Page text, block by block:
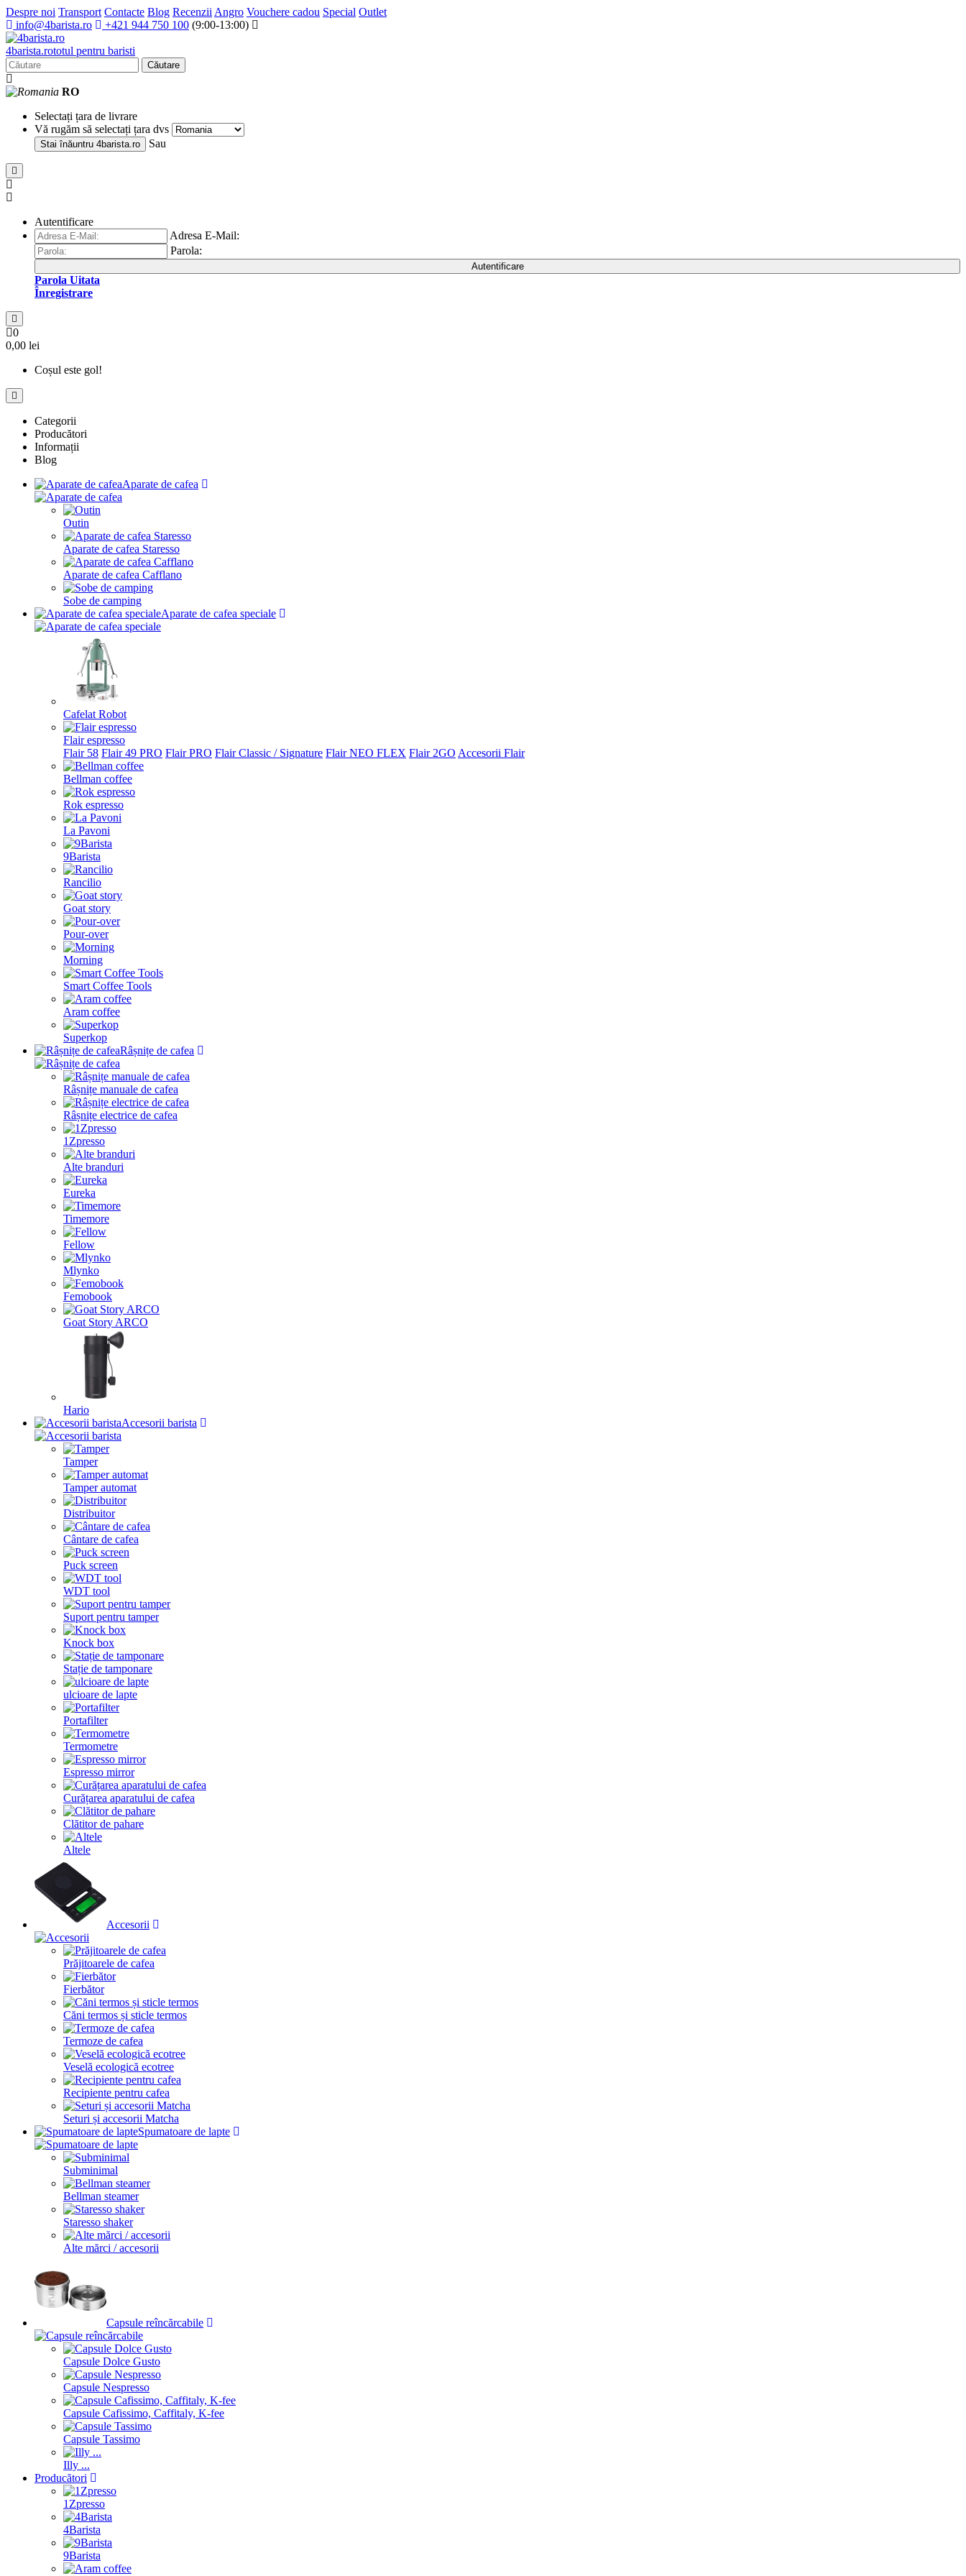
Despre noi Transport Contacte Blog Recenzii Angro Vouchere cadou Special Outlet
info@4barista.ro
+421 944 750 100 (9:00-13:00)
4barista.rototul pentru baristi
Căutare
RO
Selectați țara de livrare
Vă rugăm să selectați țara dvs
Stai înăuntru 4barista.ro Sau
Autentificare
Adresa E-Mail:
Parola:
Autentificare
Parola Uitata
Înregistrare
0
0,00 lei
Coșul este gol!
Categorii
Producători
Informații
Blog
Aparate de cafea
Outin
Aparate de cafea Staresso
Aparate de cafea Cafflano
Sobe de camping
Aparate de cafea speciale
Cafelat Robot
Flair espresso
Flair 58 Flair 49 PRO Flair PRO Flair Classic / Signature Flair NEO FLEX Flair 2GO Accesorii Flair
Bellman coffee
Rok espresso
La Pavoni
9Barista
Rancilio
Goat story
Pour-over
Morning
Smart Coffee Tools
Aram coffee
Superkop
Râșnițe de cafea
Râșnițe manuale de cafea
Râșnițe electrice de cafea
1Zpresso
Alte branduri
Eureka
Timemore
Fellow
Mlynko
Femobook
Goat Story ARCO
Hario
Accesorii barista
Tamper
Tamper automat
Distribuitor
Cântare de cafea
Puck screen
WDT tool
Suport pentru tamper
Knock box
Stație de tamponare
ulcioare de lapte
Portafilter
Termometre
Espresso mirror
Curățarea aparatului de cafea
Clătitor de pahare
Altele
Accesorii
Prăjitoarele de cafea
Fierbător
Căni termos și sticle termos
Termoze de cafea
Veselă ecologică ecotree
Recipiente pentru cafea
Seturi și accesorii Matcha
Spumatoare de lapte
Subminimal
Bellman steamer
Staresso shaker
Alte mărci / accesorii
Capsule reîncărcabile
Capsule Dolce Gusto
Capsule Nespresso
Capsule Cafissimo, Caffitaly, K-fee
Capsule Tassimo
Illy ...
Producători
1Zpresso
4Barista
9Barista